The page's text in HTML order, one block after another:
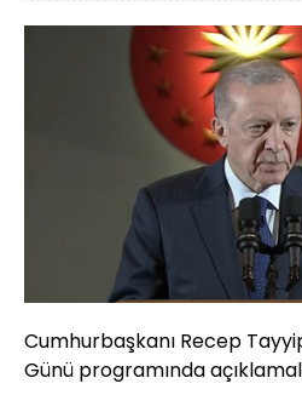
Cumhurbaşkanı Recep
Günü programında